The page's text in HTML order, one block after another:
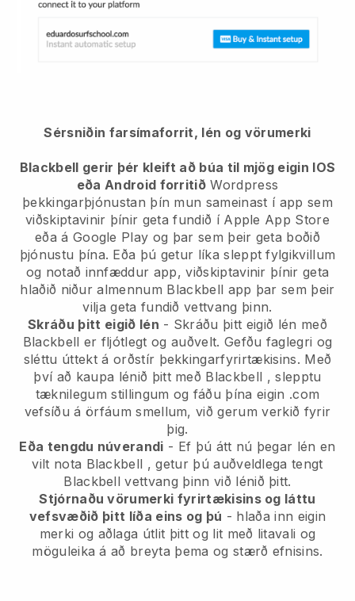
Sérsniðin farsímaforrit, lén og vörumerki
Blackbell gerir þér kleift að búa til mjög eigin IOS
eða Android forritið Wordpress
þekkingarþjónustan þín mun sameinast í app sem
viðskiptavinir þínir geta fundið í Apple App Store
eða á Google Play og þar sem þeir geta boðið
þjónustu þína. Eða þú getur líka sleppt fylgikvillum
og notað innfæddur app, viðskiptavinir þínir geta
hlaðið niður almennum Blackbell app þar sem þeir
vilja geta fundið vettvang þinn.
Skráðu þitt eigið lén - Skráðu þitt eigið lén með
Blackbell er fljótlegt og auðvelt. Gefðu faglegri og
sléttu úttekt á orðstír þekkingarfyrirtækisins. Með
því að kaupa lénið þitt með Blackbell , slepptu
tæknilegum stillingum og fáðu þína eigin .com
vefsíðu á örfáum smellum, við gerum verkið fyrir
þig.
Eða tengdu núverandi - Ef þú átt nú þegar lén en
vilt nota Blackbell , getur þú auðveldlega tengt
Blackbell vettvang þinn við lénið þitt.
Stjórnaðu vörumerki fyrirtækisins og láttu
vefsvæðið þitt líða eins og þú - hlaða inn eigin
merki og aðlaga útlit þitt og lit með litavali og
möguleika á að breyta þema og stærð efnisins.